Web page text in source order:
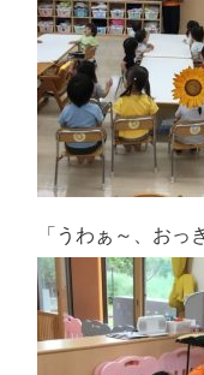
「うわぁ～、おっ